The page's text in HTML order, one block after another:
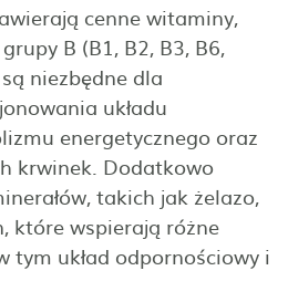
cenne witaminy,
B (B1, B2, B3, B6,
niezbędne dla
układu
energetycznego oraz
krwinek. Dodatkowo
takich jak żelazo,
które wspierają różne
tym układ odpornościowy i